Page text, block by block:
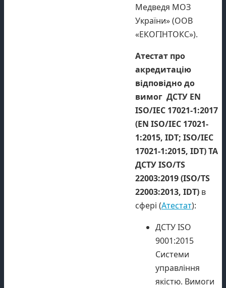
Медведя МОЗ
України» (ООВ
«ЕКОГІНТОКС»).
Атестат про
акредитацію
відповідно до
вимог ДСТУ EN
ISO/IEC 17021-1:2017
(EN ISO/IEC 17021-
1:2015, IDT; ISO/IEC
17021-1:2015, IDT) ТА
ДСТУ ISO/TS
22003:2019 (ISO/TS
22003:2013, IDT) в
сфері (Атестат):
ДСТУ ISO
9001:2015
Системи
управління
якістю. Вимоги